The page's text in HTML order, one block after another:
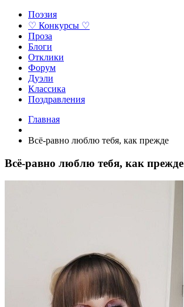
Поэзия
♡ Конкурсы ♡
Проза
Блоги
Отклики
Форум
Дуэли
Классика
Поздравления
Главная
Всё-равно люблю тебя, как прежде
Всё-равно люблю тебя, как прежде